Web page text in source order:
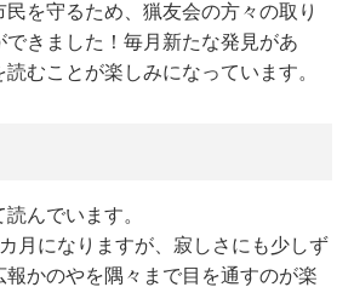
民を守るため、猟友会の方々の取り
できました！毎月新たな発見があ
むことが楽しみになっています。
んでいます。
月になりますが、寂しさにも少しず
報かのやを隅々まで目を通すのが楽